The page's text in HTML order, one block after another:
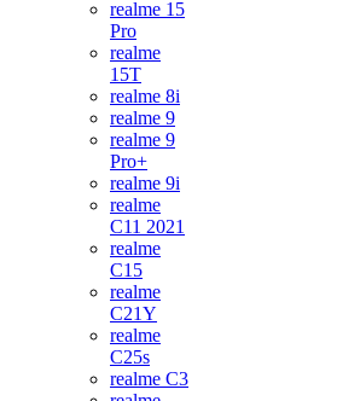
realme 15
Pro
realme
15T
realme 8i
realme 9
realme 9
Pro+
realme 9i
realme
C11 2021
realme
C15
realme
C21Y
realme
C25s
realme C3